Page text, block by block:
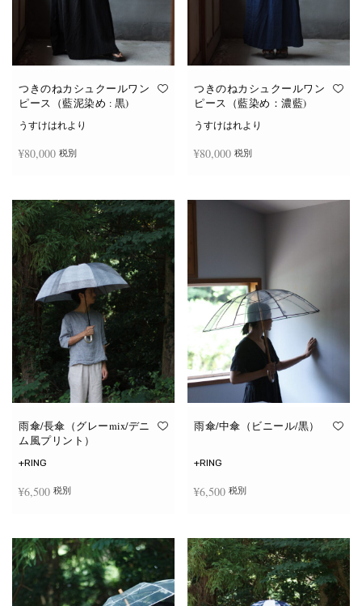
つきのねカシュクールワン
ピース（藍泥染め : 黒)
うすけはれより
¥80,000 税別
つきのねカシュクールワン
ピース（藍染め：濃藍)
うすけはれより
¥80,000 税別
雨傘/長傘（グレーmix/デニ
ム風プリント）
+RING
¥6,500 税別
雨傘/中傘（ビニール/黒）
+RING
¥6,500 税別